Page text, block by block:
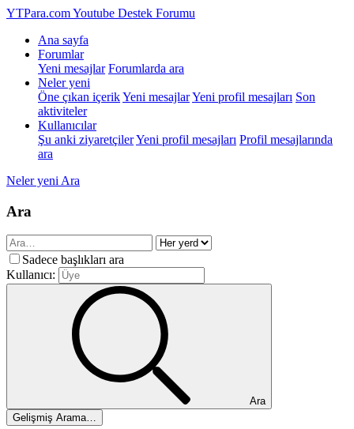
YTPara.comYoutube Destek Forumu
Ana sayfa
Forumlar
Yeni mesajlar Forumlarda ara
Neler yeni
Öne çıkan içerikYeni mesajlarYeni profil mesajları Son
aktiviteler
Kullanıcılar
Şu anki ziyaretçilerYeni profil mesajları Profil mesajlarında
ara
Neler yeni Ara
Ara
Sadece başlıkları ara
Kullanıcı:
Ara
Gelişmiş Arama…